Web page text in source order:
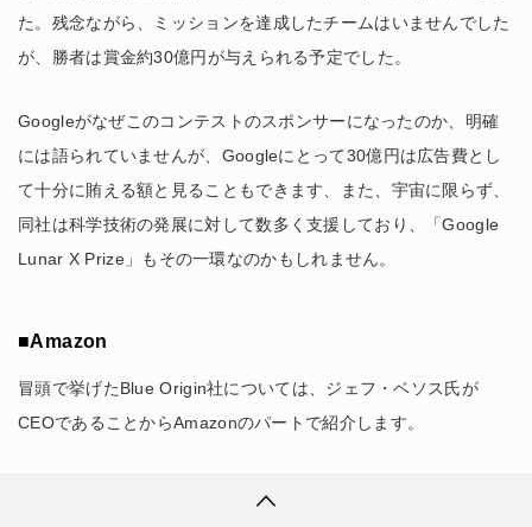
た。残念ながら、ミッションを達成したチームはいませんでした
が、勝者は賞金約30億円が与えられる予定でした。
Googleがなぜこのコンテストのスポンサーになったのか、明確
には語られていませんが、Googleにとって30億円は広告費とし
て十分に賄える額と見ることもできます、また、宇宙に限らず、
同社は科学技術の発展に対して数多く支援しており、「Google
Lunar X Prize」もその一環なのかもしれません。
■Amazon
冒頭で挙げたBlue Origin社については、ジェフ・ベソス氏が
CEOであることからAmazonのパートで紹介します。